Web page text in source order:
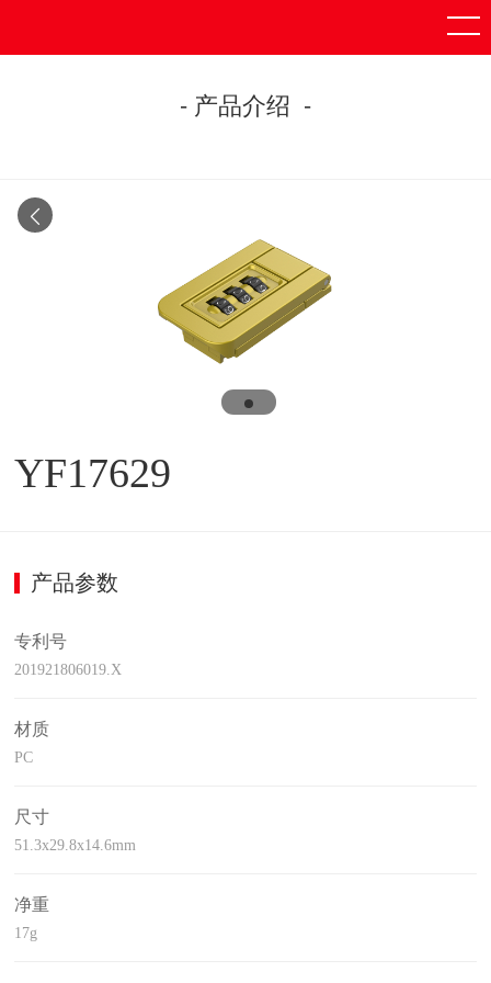
- 产品介绍 -
YF17629
产品参数
专利号
201921806019.X
材质
PC
尺寸
51.3x29.8x14.6mm
净重
17g